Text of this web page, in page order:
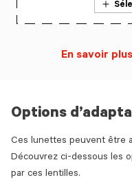
Options
Ces lunettes peuvent être
Découvrez ci-dessous les
par ces lentilles.
En savoir